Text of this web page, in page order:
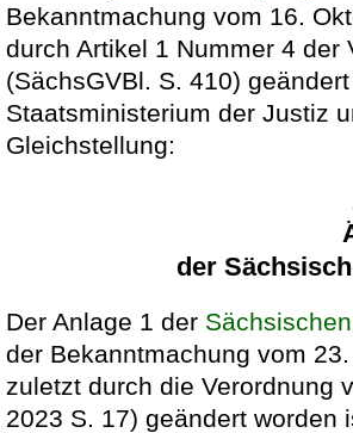
Bekanntmachung vom 16.
durch Artikel 1 Nummer 4
(SächsGVBl. S. 410)
Staatsministerium der Justiz
Gleichstellung:
der
Der Anlage 1 der
der Bekanntmachung vom
zuletzt durch die Verordnung
2023 S. 17) geändert worden